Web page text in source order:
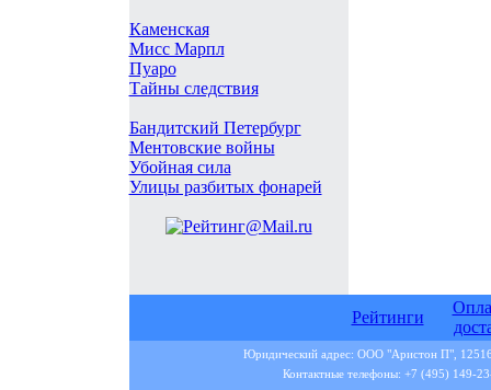
Каменская
Мисс Марпл
Пуаро
Тайны следствия
Бандитский Петербург
Ментовские войны
Убойная сила
Улицы разбитых фонарей
Рейтинги
Юридический адрес: ООО "Аристон П",
Контактные телефоны: +7 (495) 149-